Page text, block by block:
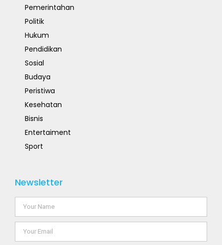
Pemerintahan
Politik
Hukum
Pendidikan
Sosial
Budaya
Peristiwa
Kesehatan
Bisnis
Entertaiment
Sport
Newsletter